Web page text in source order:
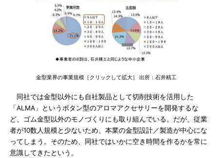
金型業界の事業規模［クリックして拡大］ 出所：石井精工
同社では金型以外にも自社製品として切削技術を活用した
「ALMA」というボタン型のアロマアクセサリーを開発するな
ど、ゴム金型以外のモノづくりにも取り組んでいる。だが、従業
者が10数人規模と少ないため、本業の金型設計／製造が中心にな
ってしまう。そのため、同社ではいかに空き時間を作るかを常に
意識してきたという。